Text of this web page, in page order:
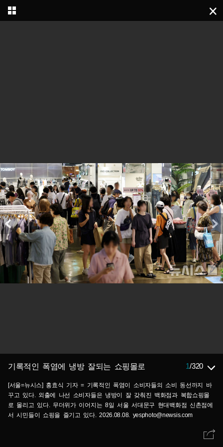
기록적인 폭염에 냉방 잘되는 쇼핑몰로 1/320
[서울=뉴시스] 홍효식 기자 = 기록적인 폭염이 소비자들의 소비 동선까지 바
꾸고 있다. 외출에 나선 소비자들은 냉방이 잘 갖춰진 백화점과 복합쇼핑몰
로 몰리고 있다. 무더위가 이어지는 8일 서울 서대문구 현대백화점 신촌점에
서 시민들이 쇼핑을 즐기고 있다. 2026.08.08. yesphoto@newsis.com